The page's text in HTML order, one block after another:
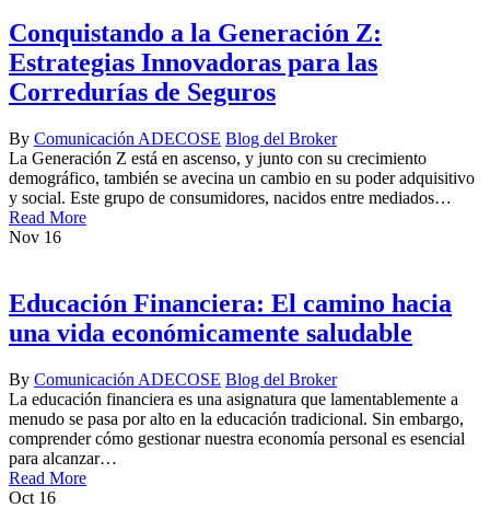
Conquistando a la Generación Z:
Estrategias Innovadoras para las
Corredurías de Seguros
By Comunicación ADECOSE Blog del Broker
La Generación Z está en ascenso, y junto con su crecimiento
demográfico, también se avecina un cambio en su poder adquisitivo
y social. Este grupo de consumidores, nacidos entre mediados…
Read More
Nov 16
Educación Financiera: El camino hacia
una vida económicamente saludable
By Comunicación ADECOSE Blog del Broker
La educación financiera es una asignatura que lamentablemente a
menudo se pasa por alto en la educación tradicional. Sin embargo,
comprender cómo gestionar nuestra economía personal es esencial
para alcanzar…
Read More
Oct 16